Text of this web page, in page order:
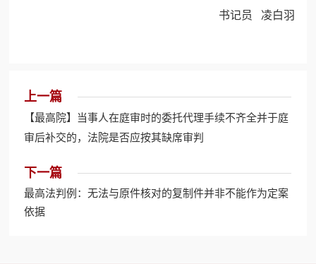
书记员 凌白羽
上一篇
【最高院】当事人在庭审时的委托代理手续不齐全并于庭
审后补交的，法院是否应按其缺席审判
下一篇
最高法判例：无法与原件核对的复制件并非不能作为定案
依据